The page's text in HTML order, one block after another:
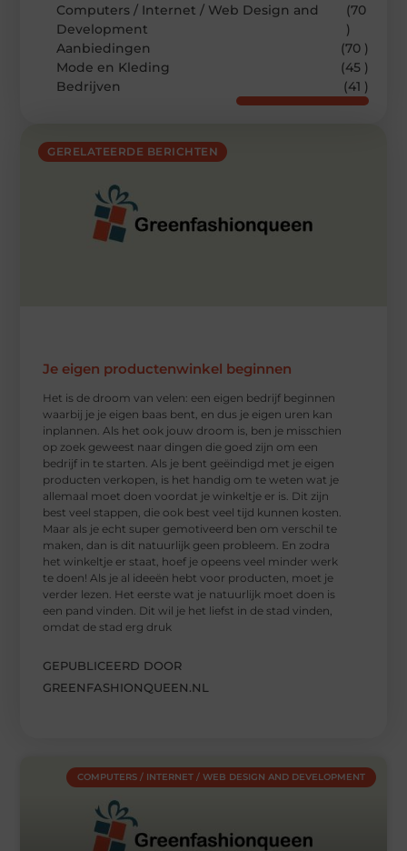
GERELATEERDE BERICHTEN
Je eigen productenwinkel beginnen
Het is de droom van velen: een eigen bedrijf beginnen
waarbij je je eigen baas bent, en dus je eigen uren kan
inplannen. Als het ook jouw droom is, ben je misschien
op zoek geweest naar dingen die goed zijn om een
bedrijf in te starten. Als je bent geëindigd met je eigen
producten verkopen, is het handig om te weten wat je
allemaal moet doen voordat je winkeltje er is. Dit zijn
best veel stappen, die ook best veel tijd kunnen kosten.
Maar als je echt super gemotiveerd ben om verschil te
maken, dan is dit natuurlijk geen probleem. En zodra
het winkeltje er staat, hoef je opeens veel minder werk
te doen! Als je al ideeën hebt voor producten, moet je
verder lezen. Het eerste wat je natuurlijk moet doen is
een pand vinden. Dit wil je het liefst in de stad vinden,
omdat de stad erg druk
GEPUBLICEERD DOOR
GREENFASHIONQUEEN.NL
Computers / Internet / Web Design and
Development
(70
)
Aanbiedingen
(70 )
Mode en Kleding
(45 )
Bedrijven
(41 )
COMPUTERS / INTERNET / WEB DESIGN AND DEVELOPMENT